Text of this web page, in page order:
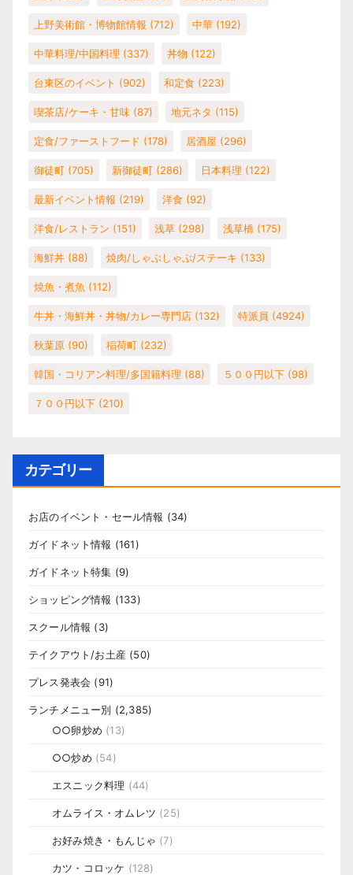
上野美術館・博物館情報 (712) 中華 (192)
中華料理/中国料理 (337) 丼物 (122)
台東区のイベント (902) 和定食 (223)
喫茶店/ケーキ・甘味 (87) 地元ネタ (115)
定食/ファーストフード (178) 居酒屋 (296)
御徒町 (705) 新御徒町 (286) 日本料理 (122)
最新イベント情報 (219) 洋食 (92)
洋食/レストラン (151) 浅草 (298) 浅草橋 (175)
海鮮丼 (88) 焼肉/しゃぶしゃぶ/ステーキ (133)
焼魚・煮魚 (112)
牛丼・海鮮丼・丼物/カレー専門店 (132) 特派員 (4924)
秋葉原 (90) 稲荷町 (232)
韓国・コリアン料理/多国籍料理 (88) ５００円以下 (98)
７００円以下 (210)
カテゴリー
お店のイベント・セール情報 (34)
ガイドネット情報 (161)
ガイドネット特集 (9)
ショッピング情報 (133)
スクール情報 (3)
テイクアウト/お土産 (50)
プレス発表会 (91)
ランチメニュー別 (2,385)
○○卵炒め (13)
○○炒め (54)
エスニック料理 (44)
オムライス・オムレツ (25)
お好み焼き・もんじゃ (7)
カツ・コロッケ (128)